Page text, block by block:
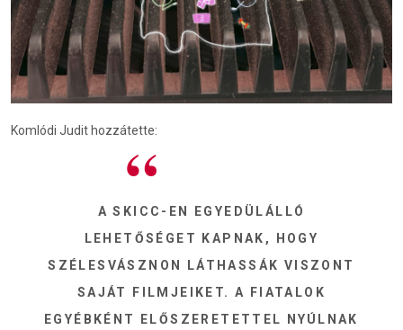
Komlódi Judit hozzátette:
A SKICC-EN EGYEDÜLÁLLÓ
LEHETŐSÉGET KAPNAK, HOGY
SZÉLESVÁSZNON LÁTHASSÁK VISZONT
SAJÁT FILMJEIKET. A FIATALOK
EGYÉBKÉNT ELŐSZERETETTEL NYÚLNAK